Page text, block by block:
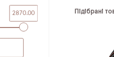
2870.00 Підібрані